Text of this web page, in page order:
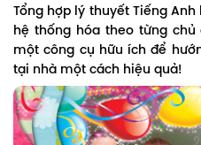
Tổng hợp lý thuyết Tiếng
hệ thống hóa theo từng
một công cụ hữu ích để
tại nhà một cách hiệu quả!